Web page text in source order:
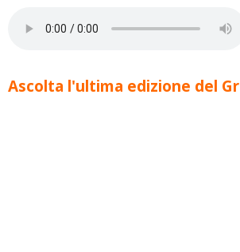
Ascolta l'ultima edizione del Gr